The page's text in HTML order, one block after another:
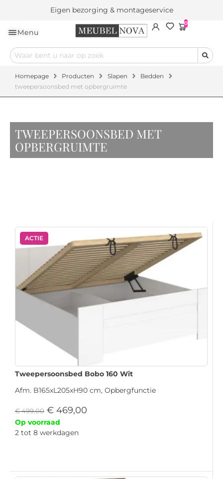
Eigen bezorging & montageservice
Menu
0
Homepage Producten Slapen
Bedden
tweepersoonsbed met opbergruimte
TWEEPERSOONSBED MET
OPBERGRUIMTE
ACTIE
Tweepersoonsbed Bobo 160 Wit
Afm. B165xL205xH90 cm, Opbergfunctie
€499,00 € 469,00
Op voorraad
2 tot 8 werkdagen